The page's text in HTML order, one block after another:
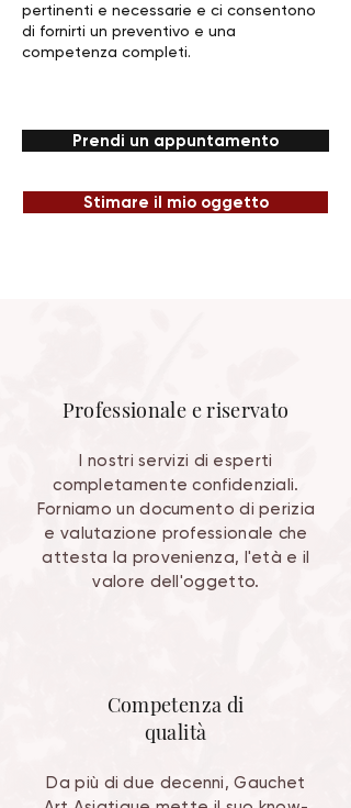
pertinenti e necessarie e ci consentono
di fornirti un preventivo e una
competenza completi.
Prendi un appuntamento
Stimare il mio oggetto
Professionale e riservato
I nostri servizi di esperti
completamente confidenziali.
Forniamo un documento di perizia
e valutazione professionale che
attesta la provenienza, l'età e il
valore dell'oggetto.
Competenza di
qualità
Da più di due decenni, Gauchet